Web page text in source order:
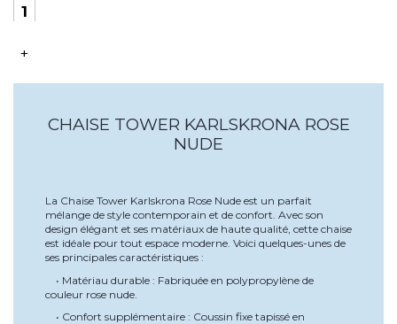
+
CHAISE TOWER KARLSKRONA ROSE
NUDE
La Chaise Tower Karlskrona Rose Nude est un parfait
mélange de style contemporain et de confort. Avec son
design élégant et ses matériaux de haute qualité, cette chaise
est idéale pour tout espace moderne. Voici quelques-unes de
ses principales caractéristiques :
• Matériau durable : Fabriquée en polypropylène de
couleur rose nude.
• Confort supplémentaire : Coussin fixe tapissé en